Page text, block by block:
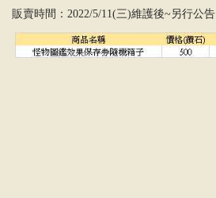
販賣時間：2022/5/11(三)維護後~另行公告